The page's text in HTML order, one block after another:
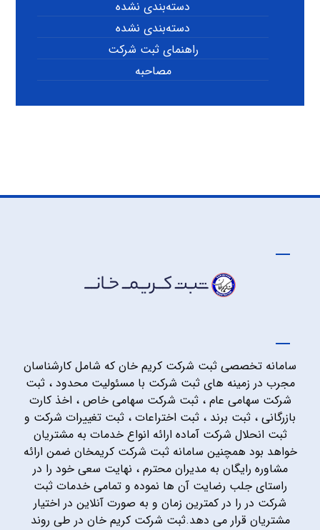
دسته‌بندی نشده
دسته‌بندی نشده
راهنمای ثبت شرکت
مصاحبه
سامانه تخصصی ثبت شرکت کریم خان که شامل کارشناسان
مجرب در زمینه های ثبت شرکت با مسئولیت محدود ، ثبت
شرکت سهامی عام ، ثبت شرکت سهامی خاص ، اخذ کارت
بازرگانی ، ثبت برند ، ثبت اختراعات ، ثبت تغییرات شرکت و
ثبت انحلال شرکت آماده ارائه انواع خدمات به مشتریان
خواهد بود همچنین سامانه ثبت شرکت کریمخان ضمن ارائه
مشاوره رایگان به مدیران محترم ، نهایت سعی خود را در
راستای جلب رضایت آن ها نموده و تمامی خدمات ثبت
شرکت در را در کمترین زمان و به صورت آنلاین در اختیار
مشتریان قرار می دهد.ثبت شرکت کریم خان در طی روند